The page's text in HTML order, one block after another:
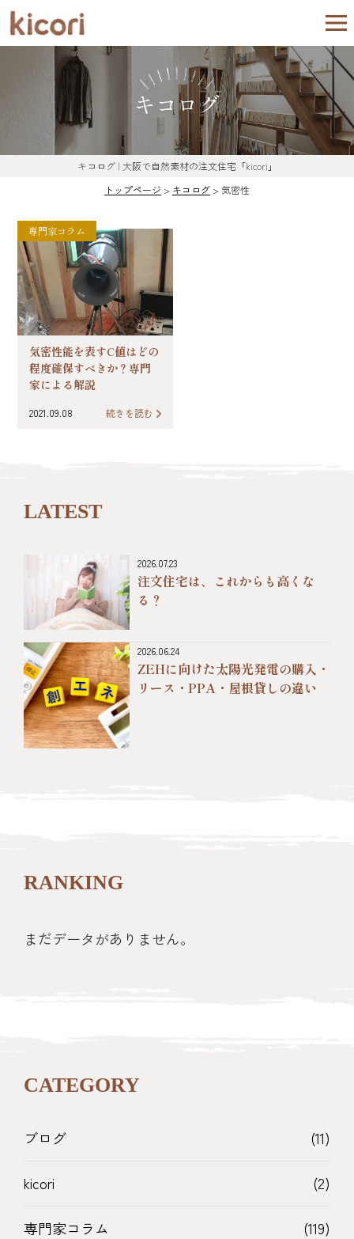
キコログ
キコログ | 大阪で自然素材の注文住宅「kicori」
トップページ > キコログ > 気密性
気密性能を表すC値はどの
程度確保すべきか？専門
家による解説
2021.09.08 続きを読む
専門家コラム
LATEST
2026.07.23
注文住宅は、これからも高くな
る？
2026.06.24
ZEHに向けた太陽光発電の購入・
リース・PPA・屋根貸しの違い
RANKING
まだデータがありません。
CATEGORY
ブログ (11)
kicori (2)
専門家コラム (119)